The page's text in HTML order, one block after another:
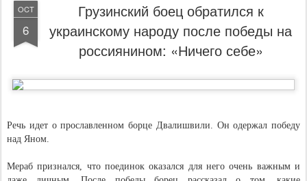
OCT
6
Грузинский боец обратился к
украинскому народу после победы на
россиянином: «Ничего себе»
Речь идет о прославленном борце Двалишвили. Он одержал победу
над Яном.
Мераб признался, что поединок оказался для него очень важным и